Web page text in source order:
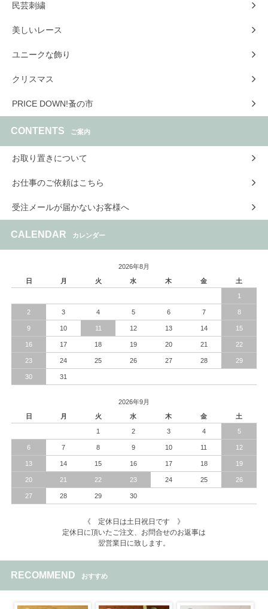
民芸刺繍
美しいレース
ユニークな飾り
クリスマス
PRICE DOWN!蚤の市
CONTENTS ご案内
お取り置きについて
お仕事のご依頼はこちら
受注メールが届かないお客様へ
CALENDAR カレンダー
2026年8月
日
月 火 水 木 金 土
1
2 3 4 5 6 7 8
9 10 11 12 13 14 15
16 17 18 19 20 21 22
23 24 25 26 27 28 29
30 31
2026年9月
日
月 火 水 木 金 土
1 2 3 4 5
6 7 8 9 10 11 12
13 14 15 16 17 18 19
20 21 22 23 24 25 26
27 28 29 30
《 定休日は土日祝日です 》
定休日に頂いたご注文、お問合せのお返事は
翌営業日に致します。
RECOMMEND おすすめ